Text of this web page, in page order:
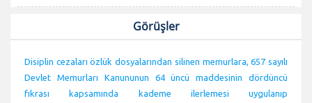
Görüşler
Disiplin cezaları özlük dosyalarından silinen memurlara, 657 sayılı
Devlet Memurları Kanununun 64 üncü maddesinin dördüncü
fıkrası kapsamında kademe ilerlemesi uygulanıp